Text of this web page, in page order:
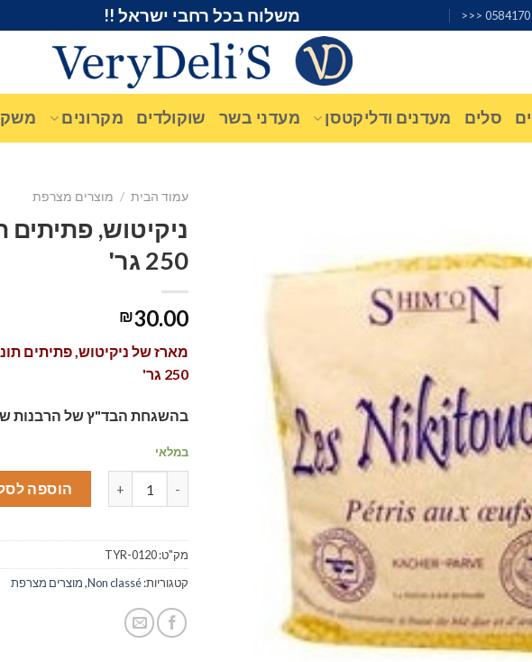
משלוח בכל רחבי ישראל !!
סלים מעדנים ודליקטסן מעדני בשר שוקולדים מקרונים
עמוד הבית / מוצרים מצרפת
ניקיטוש, פתיתים
250 גר'
₪30.00
מארז של ניקיטוש, פתיתים
250 גר'
בהשגחת הבד"ץ של הרבנות
במלאי
כמות של ניקיטוש, פתיתים תוניסאים - 250
הוספה
מק"ט:TYR-0120
קטגוריות:Non classé
,מוצרים מצרפת